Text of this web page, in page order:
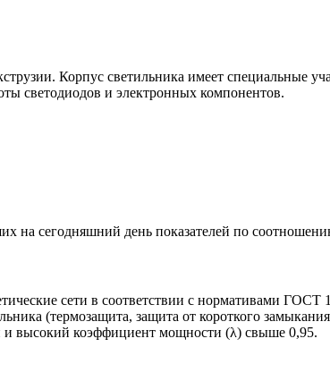
Корпус светильника имеет специальные
светодиодов и электронных компонентов.
на сегодняшний день показателей по
сети в соответствии с нормативами ГОСТ
(термозащита, защита от короткого
и высокий коэффициент мощности (λ) свыше 0,95.